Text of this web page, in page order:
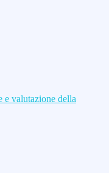
e valutazione della